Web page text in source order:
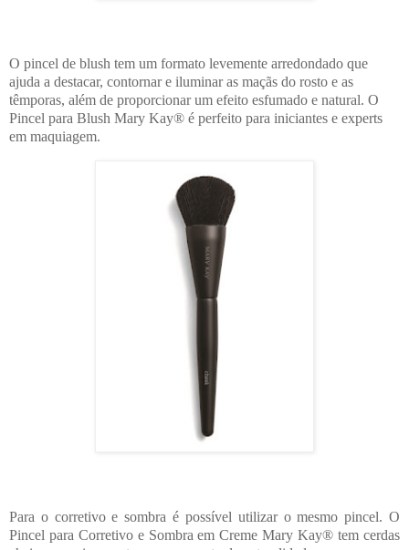
O pincel de blush tem um formato levemente arredondado que
ajuda a destacar, contornar e iluminar as maçãs do rosto e as
têmporas, além de proporcionar um efeito esfumado e natural. O
Pincel para Blush Mary Kay® é perfeito para iniciantes e experts
em maquiagem.
Para o corretivo e sombra é possível utilizar o mesmo pincel. O
Pincel para Corretivo e Sombra em Creme Mary Kay® tem cerdas